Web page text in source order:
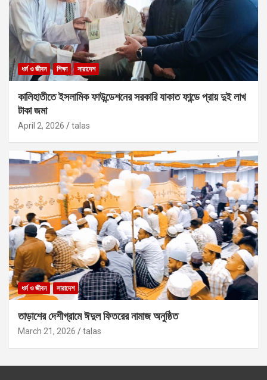
ধর্ম ও জীবন শিক্ষা সারাদেশ
কালিহাতীতে ইসলামিক ফাউন্ডেশনের সরকারি যাকাত ফান্ডে প্রায় দুই লাখ
টাকা জমা
April 2, 2026 talas
ধর্ম ও জীবন সারাদেশ
তাড়াশের দেশীগ্রামে ঈদুল ফিতরের নামাজ অনুষ্ঠিত
March 21, 2026 talas